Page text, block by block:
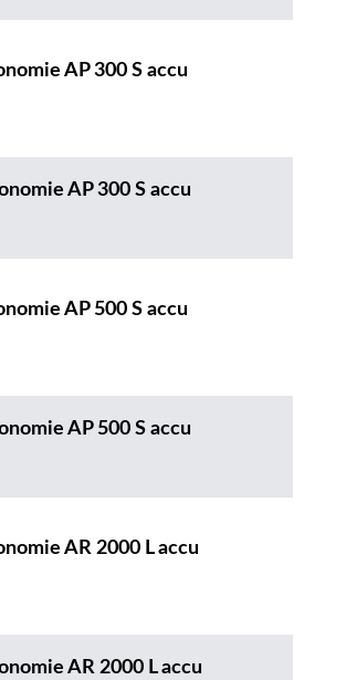
AP 300 S accu
AP 300 S accu
AP 500 S accu
AP 500 S accu
AR 2000 L accu
AR 2000 L accu